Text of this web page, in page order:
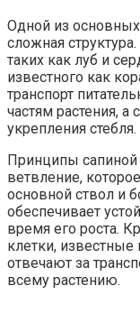
Одной из основных
сложная
таких как луб и
известного как
транспорт
частям растения,
укрепления стебля.
Принципы
ветвление,
основной ствол и
обеспечивает
время его роста.
клетки,
отвечают за
всему растению.